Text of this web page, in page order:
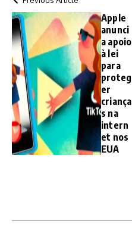
Apple
anunci
a apoio
à lei
para
proteg
er
criança
s na
intern
et nos
EUA